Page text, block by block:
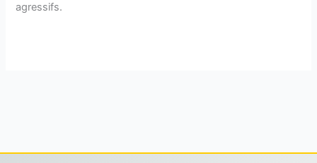
agressifs.